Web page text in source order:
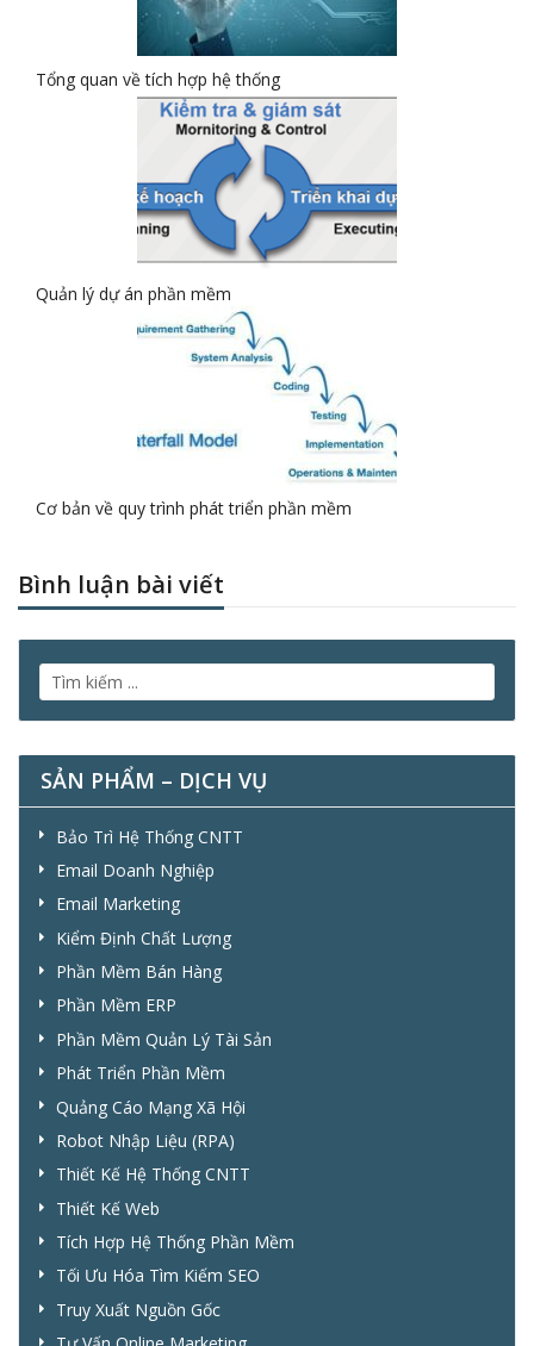
Tổng quan về tích hợp hệ thống
Quản lý dự án phần mềm
Cơ bản về quy trình phát triển phần mềm
Bình luận bài viết
SẢN PHẨM – DỊCH VỤ
Bảo Trì Hệ Thống CNTT
Email Doanh Nghiệp
Email Marketing
Kiểm Định Chất Lượng
Phần Mềm Bán Hàng
Phần Mềm ERP
Phần Mềm Quản Lý Tài Sản
Phát Triển Phần Mềm
Quảng Cáo Mạng Xã Hội
Robot Nhập Liệu (RPA)
Thiết Kế Hệ Thống CNTT
Thiết Kế Web
Tích Hợp Hệ Thống Phần Mềm
Tối Ưu Hóa Tìm Kiếm SEO
Truy Xuất Nguồn Gốc